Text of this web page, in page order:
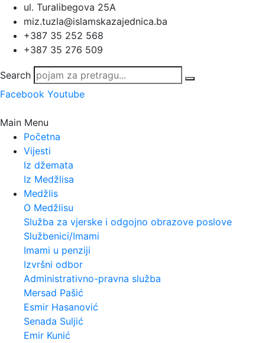
ul. Turalibegova 25A
miz.tuzla@islamskazajednica.ba
+387 35 252 568
+387 35 276 509
Search
Facebook Youtube
Main Menu
Početna
Vijesti
Iz džemata
Iz Medžlisa
Medžlis
O Medžlisu
Služba za vjerske i odgojno obrazove poslove
Službenici/Imami
Imami u penziji
Izvršni odbor
Administrativno-pravna služba
Mersad Pašić
Esmir Hasanović
Senada Suljić
Emir Kunić